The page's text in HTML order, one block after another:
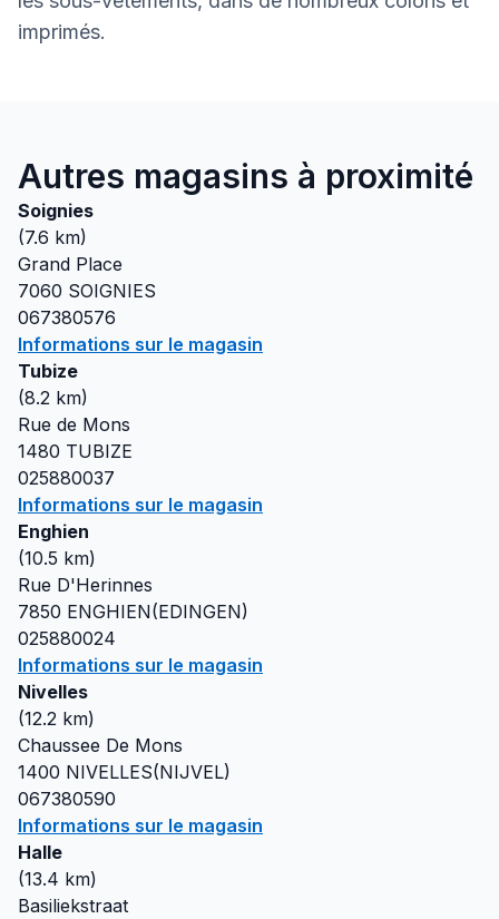
imprimés.
Autres magasins à proximité
Soignies
(7.6 km)
Grand Place
7060 SOIGNIES
067380576
Informations sur le magasin
Tubize
(8.2 km)
Rue de Mons
1480 TUBIZE
025880037
Informations sur le magasin
Enghien
(10.5 km)
Rue D'Herinnes
7850 ENGHIEN(EDINGEN)
025880024
Informations sur le magasin
Nivelles
(12.2 km)
Chaussee De Mons
1400 NIVELLES(NIJVEL)
067380590
Informations sur le magasin
Halle
(13.4 km)
Basiliekstraat